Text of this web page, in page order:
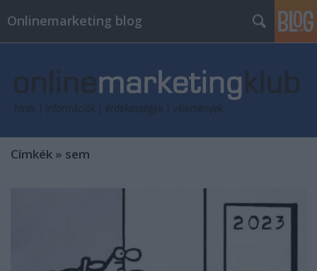
Onlinemarketing blog
Címkék » sem